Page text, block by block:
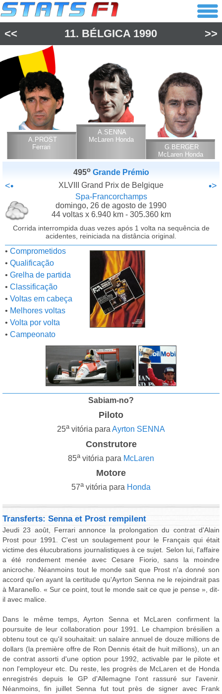
<< 11. BÉLGICA 1990 >>
A.PROST
Ferrari
A.SENNA
McLaren Honda
G.BERGER
McLaren Honda
495o Grande Prémio
<• XLVIII Grand Prix de Belgique •>
Spa-Francorchamps
domingo, 26 de agosto de 1990
44 voltas x 6.940 km - 305.360 km
Corrida interrompida duas vezes após 1 volta na sequência de
acidentes, reiniciada na distância original.
• Comprometidos
• Qualificação
• Grelha de partida
• Classificação
• Voltas em cabeça
• Melhores voltas
• Volta por volta
• Campeonato
Sabiam-no?
Piloto
25avitória paraAyrton SENNA
Construtore
85avitória para McLaren
Motore
57avitória para Honda
Transferts: Senna et Prost rempilent
Jeudi 23 août, Ferrari annonce la prolongation du contrat d'Alain
Prost pour 1991. C'est un soulagement pour le Français qui était
victime des élucubrations journalistiques à ce sujet. Selon lui, l'affaire
a été rondement menée avec Cesare Fiorio, sans la moindre
anicroche. Néanmoins tout le monde sait que Prost n'a donné son
accord qu'en ayant la certitude qu'Ayrton Senna ne le rejoindrait pas
à Maranello. « Sur ce point, tout le monde sait ce que je pense », dit-
il avec malice.
Dans le même temps, Ayrton Senna et McLaren confirment la
poursuite de leur collaboration pour 1991. Le champion brésilien a
obtenu tout ce qu'il souhaitait: un salaire annuel de douze millions de
dollars (la première offre de Ron Dennis était de huit millions), un an
de contrat assorti d'une option pour 1992, activable par le pilote et
non l'employeur etc. Du reste, les progrès de McLaren et de Honda
enregistrés depuis le GP d'Allemagne l'ont rassuré sur l'avenir.
Néanmoins, fin juillet Senna fut tout près de signer avec Frank